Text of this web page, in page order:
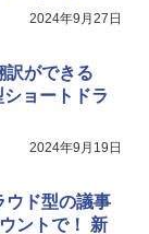
2024年9月27日
訳ができる
ショートドラ
2024年9月19日
ウド型の議事
ントで！ 新